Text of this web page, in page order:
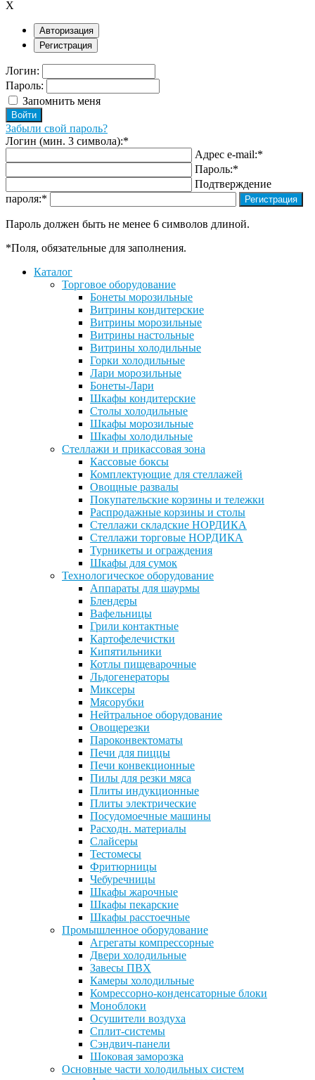
X
Авторизация
Регистрация
Логин:
Пароль:
Запомнить меня
Забыли свой пароль?
Логин (мин. 3 символа):*
Адрес e-mail:*
Пароль:*
Подтверждение
пароля:*
Пароль должен быть не менее 6 символов длиной.
*Поля, обязательные для заполнения.
Каталог
Торговое оборудование
Бонеты морозильные
Витрины кондитерские
Витрины морозильные
Витрины настольные
Витрины холодильные
Горки холодильные
Лари морозильные
Бонеты-Лари
Шкафы кондитерские
Столы холодильные
Шкафы морозильные
Шкафы холодильные
Стеллажи и прикассовая зона
Кассовые боксы
Комплектующие для стеллажей
Овощные развалы
Покупательские корзины и тележки
Распродажные корзины и столы
Стеллажи складские НОРДИКА
Стеллажи торговые НОРДИКА
Турникеты и ограждения
Шкафы для сумок
Технологическое оборудование
Аппараты для шаурмы
Блендеры
Вафельницы
Грили контактные
Картофелечистки
Кипятильники
Котлы пищеварочные
Льдогенераторы
Миксеры
Мясорубки
Нейтральное оборудование
Овощерезки
Пароконвектоматы
Печи для пиццы
Печи конвекционные
Пилы для резки мяса
Плиты индукционные
Плиты электрические
Посудомоечные машины
Расходн. материалы
Слайсеры
Тестомесы
Фритюрницы
Чебуречницы
Шкафы жарочные
Шкафы пекарские
Шкафы расстоечные
Промышленное оборудование
Агрегаты компрессорные
Двери холодильные
Завесы ПВХ
Камеры холодильные
Комрессорно-конденсаторные блоки
Моноблоки
Осушители воздуха
Сплит-системы
Сэндвич-панели
Шоковая заморозка
Основные части холодильных систем